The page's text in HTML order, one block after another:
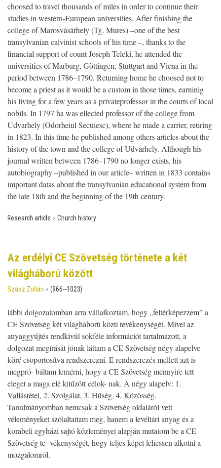
choosed to travel thousands of miles in order to continue their
studies in western-European universities. After finishing the
college of Marosvásárhely (Tg. Mures) –one of the best
transylvanian calvinist schools of his time –, thanks to the
financial support of count Joseph Teleki, he attended the
universities of Marburg, Göttingen, Stuttgart and Viena in the
period between 1786–1790. Returning home he choosed not to
become a priest as it would be a custom in those times, earninig
his living for a few years as a privateprofessor in the courts of local
nobils. In 1797 ha was ellected professor of the college from
Udvarhely (Odorheiul Secuiesc), where he made a carrier, retiring
in 1823. In this time he published among others articles about the
history of the town and the college of Udvarhely. Although his
journal written between 1786–1790 no longer exists, his
autobiography –published in our article– written in 1833 contains
important datas about the transylvanian educational system from
the late 18th and the beginning of the 19th century.
Research article › Church history
Az erdélyi CE Szövetség története a két
világháború között
Szász Zoltán › (966--1023)
lábbi dolgozatomban arra vállalkoztam, hogy „feltérképezzem” a
CE Szövetség két világháború közti tevékenységét. Mivel az
anyaggyűjtés rendkívül sokféle információt tartalmazott, a
dolgozat megírását jónak láttam a CE Szövetség négy alapelve
köré csoportosítva rendszerezni. E rendszerezés mellett azt is
megpró- báltam lemérni, hogy a CE Szövetség mennyire tett
eleget a maga elé kitűzött célok- nak. A négy alapelv: 1.
Vallástétel, 2. Szolgálat, 3. Hűség, 4. Közösség.
Tanulmányomban nemcsak a Szövetség oldaláról vett
véleményeket szólaltattam meg, hanem a levéltári anyag és a
korabeli egyházi sajtó közleményei alapján mutatom be a CE
Szövetség te- vékenységét, hogy teljes képet lehessen alkotni a
mozgalomról.